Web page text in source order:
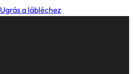
Ugrás a lábléchez